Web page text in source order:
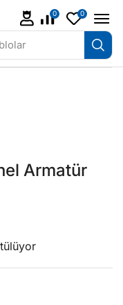
0 0
Armatür